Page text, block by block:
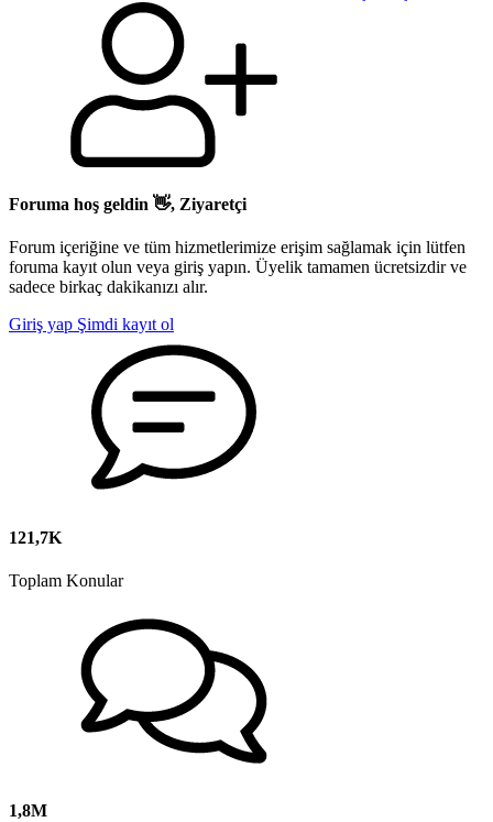
Foruma hoş geldin 👋, Ziyaretçi
Forum içeriğine ve tüm hizmetlerimize erişim sağlamak için lütfen
foruma kayıt olun veya giriş yapın. Üyelik tamamen ücretsizdir ve
sadece birkaç dakikanızı alır.
Giriş yap Şimdi kayıt ol
121,7K
Toplam Konular
1,8M